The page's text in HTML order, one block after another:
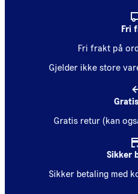
Fri
Fri frakt på
Gjelder ikke store
Gratis retur (kan
Sikker
Sikker betaling med